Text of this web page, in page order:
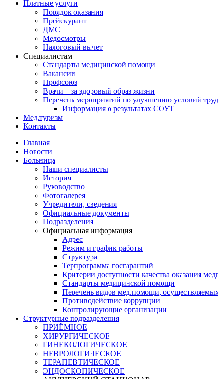
Платные услуги
Порядок оказания
Прейскурант
ДМС
Медосмотры
Налоговый вычет
Специалистам
Стандарты медицинской помощи
Вакансии
Профсоюз
Врачи – за здоровый образ жизни
Перечень мероприятий по улучшению условий
Информация о результатах СОУТ
Мед.туризм
Контакты
Главная
Новости
Больница
Наши специалисты
История
Руководство
Фотогалерея
Учредители, сведения
Официальные документы
Подразделения
Официальная информация
Адрес
Режим и график работы
Структура
Терпрограмма госгарантий
Критерии доступности качества оказания
​Стандарты медицинской помощи
Перечень видов мед.помощи,
Противодействие коррупции
Контролирующие организации
Структурные подразделения
ПРИЁМНОЕ
ХИРУРГИЧЕСКОЕ
ГИНЕКОЛОГИЧЕСКОЕ
НЕВРОЛОГИЧЕСКОЕ
ТЕРАПЕВТИЧЕСКОЕ
ЭНДОСКОПИЧЕСКОЕ